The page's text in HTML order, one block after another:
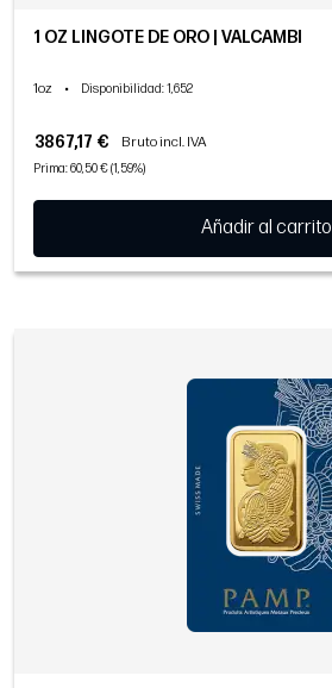
1 OZ LINGOTE DE ORO | VALCAMBI
1oz • Disponibilidad: 1,652
3867,17 € Bruto incl. IVA
Prima: 60,50 € (1,59%)
Añadir al carrito